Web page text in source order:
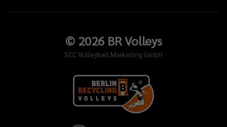
© 2026BR Volleys
SCC Volleyball Marketing GmbH